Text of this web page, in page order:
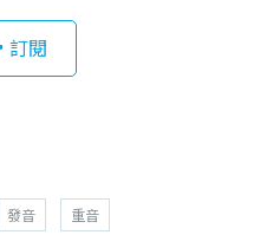
訂閱
發音 重音